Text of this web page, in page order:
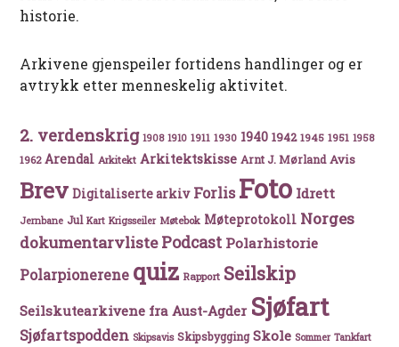
historie.
Arkivene gjenspeiler fortidens handlinger og er
avtrykk etter menneskelig aktivitet.
2. verdenskrig 1908 1910 1911 1930 1940 1942 1945 1951 1958
1962 Arendal Arkitekt Arkitektskisse Arnt J. Mørland Avis
Brev Digitaliserte arkiv Forlis Foto Idrett
Jernbane Jul Kart Krigsseiler Møtebok Møteprotokoll Norges
dokumentarvlistePodcast Polarhistorie
Polarpionerene quiz Rapport Seilskip
Seilskutearkivene fra Aust-Agder Sjøfart
Sjøfartspodden Skipsavis Skipsbygging Skole Sommer Tankfart